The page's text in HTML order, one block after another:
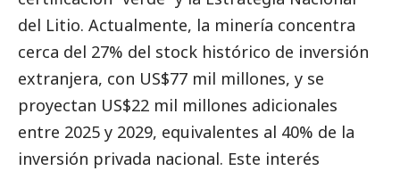
del Litio. Actualmente, la minería concentra
cerca del 27% del stock histórico de inversión
extranjera, con US$77 mil millones, y se
proyectan US$22 mil millones adicionales
entre 2025 y 2029, equivalentes al 40% de la
inversión privada nacional. Este interés